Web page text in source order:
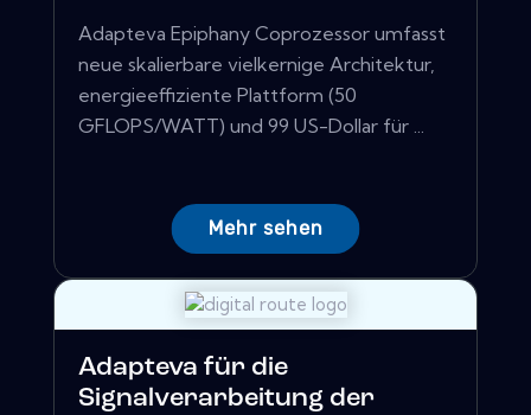
Adapteva Epiphany Coprozessor umfasst
neue skalierbare vielkernige Architektur,
energieeffiziente Plattform (50
GFLOPS/WATT) und 99 US-Dollar für ...
Mehr sehen
Adapteva für die
Signalverarbeitung der